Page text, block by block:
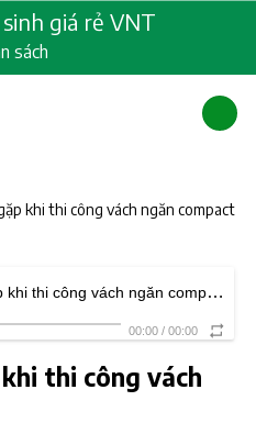
giá rẻ VNT
sách
khi thi công vách ngăn compact
20 Lỗi thường gặp khi thi công vách ngăn compact
00:00 / 00:00
thi công vách